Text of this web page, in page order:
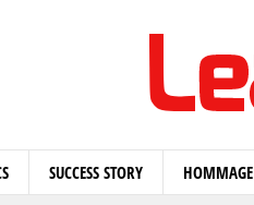
SUCCESS STORY